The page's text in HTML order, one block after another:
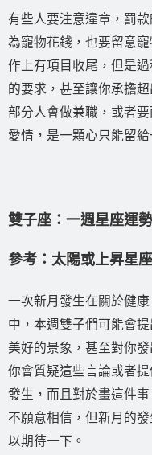
有些人要注意違章，罰
為寵物花錢，也要留意
作上有項目收尾，但是
的要求，甚至讓你承擔
部分人會做兼職，或者
愛情，是一顆心只能留給
雙子座：一週星座運
參考：太陽或上昇星
一次新月發生在關於健
中，本週雙子們可能會
美好的景象，甚至對你
你會質疑這些言論或者
發生，而且對於畫這件
不願意相信，但新月的
以期待一下。